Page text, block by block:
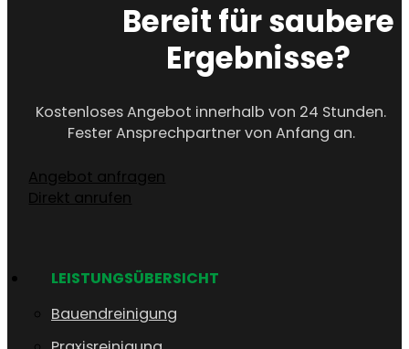
Bereit für saubere
Ergebnisse?
Kostenloses Angebot innerhalb von 24 Stunden.
Fester Ansprechpartner von Anfang an.
Angebot anfragen
Direkt anrufen
LEISTUNGSÜBERSICHT
Bauendreinigung